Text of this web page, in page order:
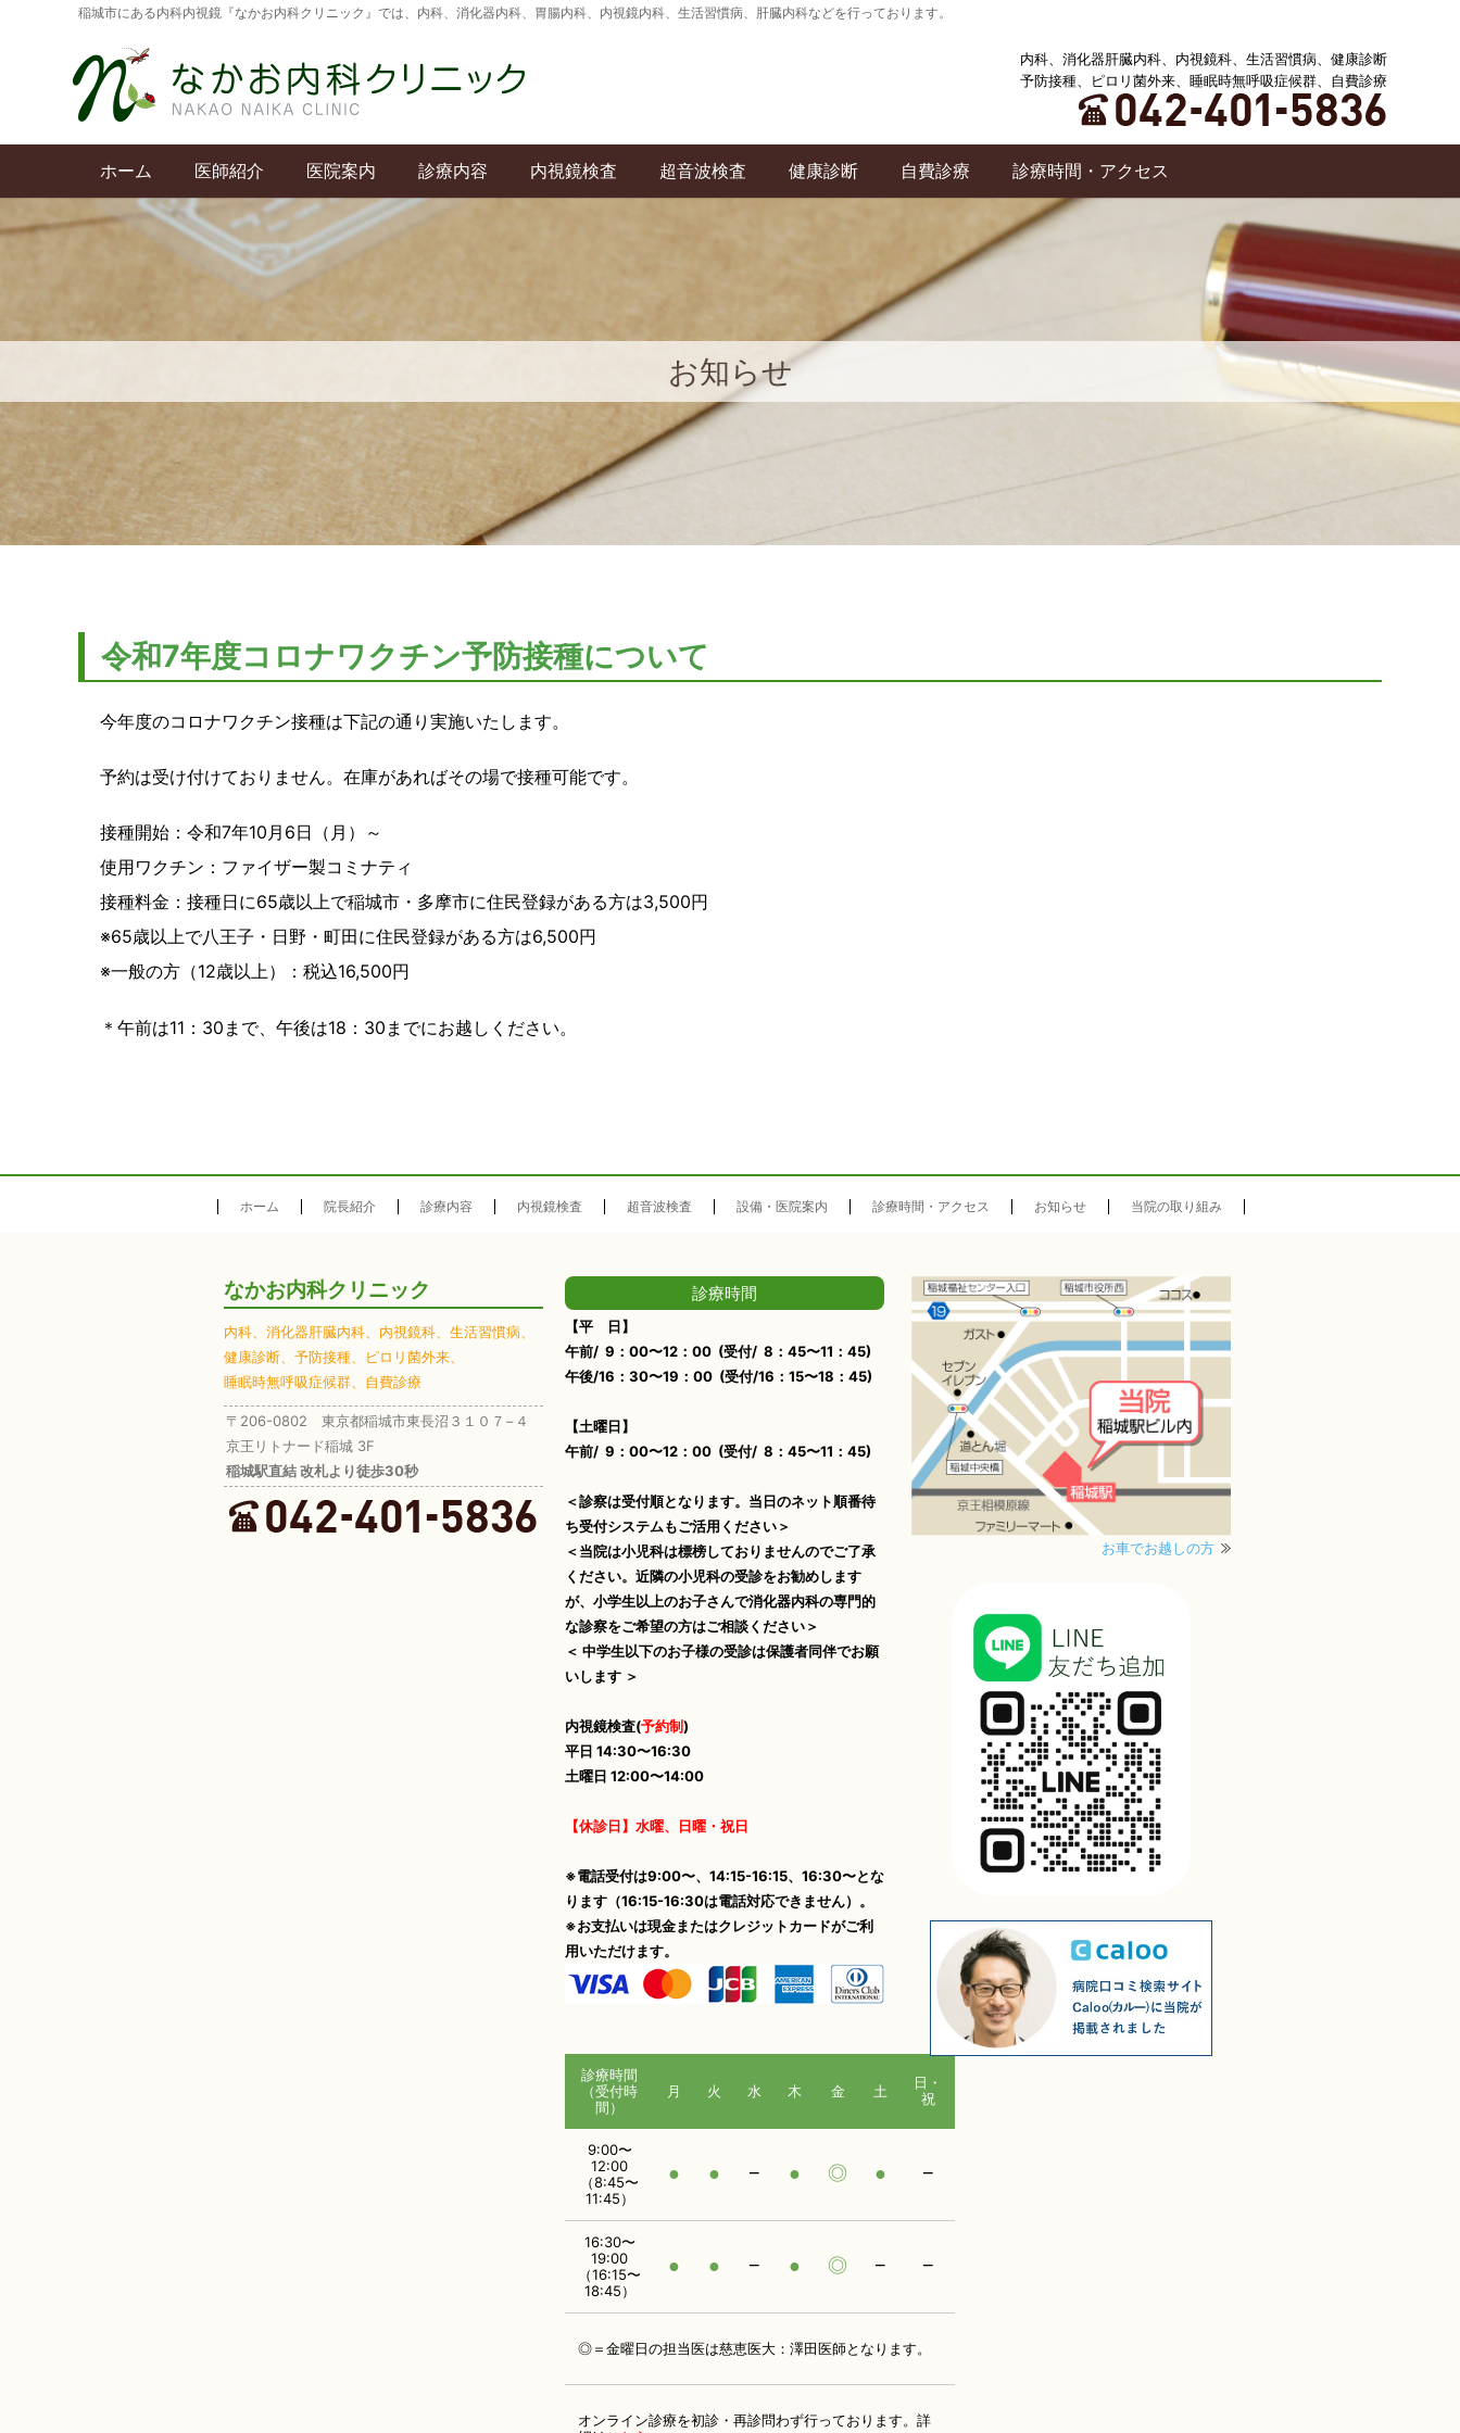
稲城市にある内科内視鏡『なかお内科クリニック』では、内科、消化器内科、胃腸内科、内視鏡内科、生活習慣病、肝臓内科などを行っております。
内科、消化器肝臓内科、内視鏡科、生活習慣病、健康診断
予防接種、ピロリ菌外来、睡眠時無呼吸症候群、自費診療
ホーム 医師紹介 医院案内 診療内容 内視鏡検査 超音波検査 健康診断 自費診療 診療時間・アクセス
お知らせ
令和7年度コロナワクチン予防接種について
今年度のコロナワクチン接種は下記の通り実施いたします。
予約は受け付けておりません。在庫があればその場で接種可能です。
接種開始：令和7年10月6日（月）～
使用ワクチン：ファイザー製コミナティ
接種料金：接種日に65歳以上で稲城市・多摩市に住民登録がある方は3,500円
※65歳以上で八王子・日野・町田に住民登録がある方は6,500円
※一般の方（12歳以上）：税込16,500円
＊午前は11：30まで、午後は18：30までにお越しください。
ホーム 院長紹介 診療内容 内視鏡検査 超音波検査 設備・医院案内 診療時間・アクセス お知らせ 当院の取り組み
なかお内科クリニック
内科、 消化器肝臓内科、 内視鏡科、 生活習慣病、
健康診断、 予防接種、
ピロリ菌外来、
睡眠時無呼吸症候群、 自費診療
〒206-0802 東京都稲城市東長沼３１０７−４
京王リトナード稲城 3F
稲城駅直結 改札より徒歩30秒
診療時間
【平 日】
午前/ 9：00〜12：00 (受付/ 8：45〜11：45)
午後/16：30〜19：00 (受付/16：15〜18：45)
【土曜日】
午前/ 9：00〜12：00 (受付/ 8：45〜11：45)
＜診察は受付順となります。当日のネット順番待
ち受付システムもご活用ください＞
＜当院は小児科は標榜しておりませんのでご了承
ください。近隣の小児科の受診をお勧めします
が、小学生以上のお子さんで消化器内科の専門的
な診察をご希望の方はご相談ください＞
＜ 中学生以下のお子様の受診は保護者同伴でお願
いします ＞
内視鏡検査(予約制)
平日 14:30〜16:30
土曜日 12:00〜14:00
【休診日】水曜、日曜・祝日
※電話受付は9:00〜、14:15-16:15、16:30〜とな
ります（16:15-16:30は電話対応できません）。
※お支払いは現金またはクレジットカードがご利
用いただけます。
診療時間
（受付時
間）
月 火 水 木 金 土
日・
祝
9:00〜
12:00
（8:45〜
11:45）
● ● − ● ◎ ● −
16:30〜
19:00
（16:15〜
18:45）
● ● − ● ◎ − −
◎＝金曜日の担当医は慈恵医大：澤田医師となります。
オンライン診療を初診・再診問わず行っております。 詳
お車でお越しの方